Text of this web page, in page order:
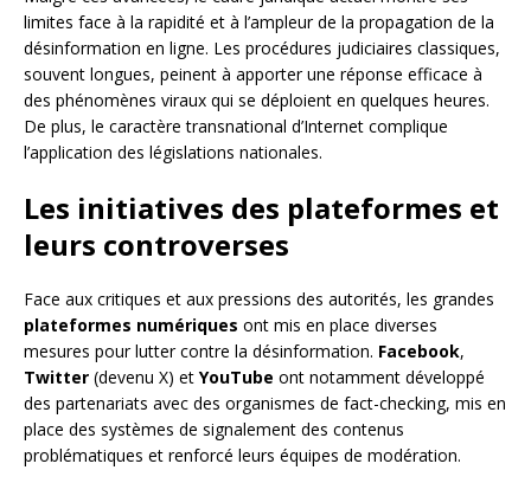
limites face à la rapidité et à l’ampleur de la propagation de la
désinformation en ligne. Les procédures judiciaires classiques,
souvent longues, peinent à apporter une réponse efficace à
des phénomènes viraux qui se déploient en quelques heures.
De plus, le caractère transnational d’Internet complique
l’application des législations nationales.
Les initiatives des plateformes et
leurs controverses
Face aux critiques et aux pressions des autorités, les grandes
plateformes numériques ont mis en place diverses
mesures pour lutter contre la désinformation. Facebook,
Twitter (devenu X) et YouTube ont notamment développé
des partenariats avec des organismes de fact-checking, mis en
place des systèmes de signalement des contenus
problématiques et renforcé leurs équipes de modération.